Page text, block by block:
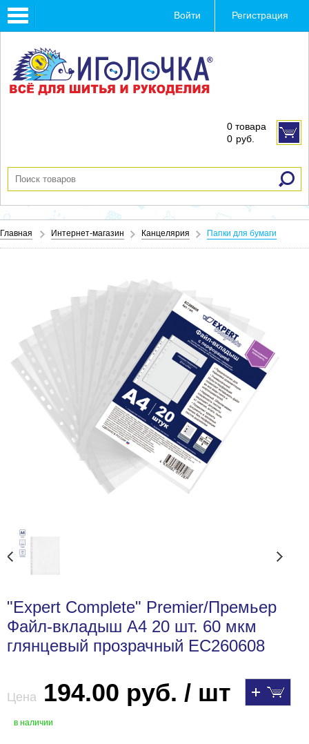
Toggle
navigation
Войти Регистрация
0 товара
0 руб.
Главная Интернет-магазин Канцелярия Папки для бумаги
"Expert Complete" Premier/Премьер
Файл-вкладыш A4 20 шт. 60 мкм
глянцевый прозрачный EC260608
Цена 194.00 руб. / шт
в наличии